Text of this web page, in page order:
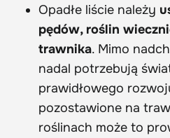
Opadłe liście należy
pędów, roślin
trawnika. Mimo
nadal potrzebują
prawidłowego
pozostawione na
roślinach może to